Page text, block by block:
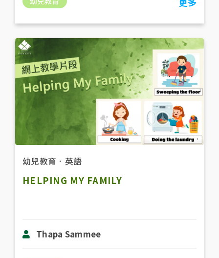
幼兒教育 ． 英語
HELPING MY FAMILY
Thapa Sammee